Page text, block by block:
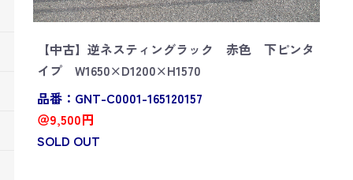
【中古】逆ネスティングラック 赤色 下ピンタ
イプ W1650×D1200×H1570
品番：GNT-C0001-165120157
＠9,500円
SOLD OUT